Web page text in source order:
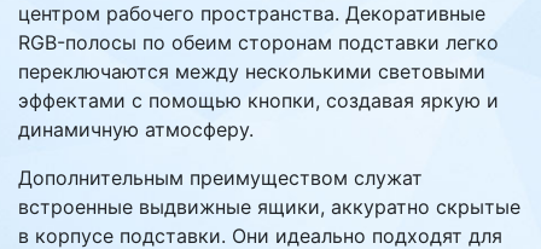
центром рабочего пространства. Декоративные
RGB-полосы по обеим сторонам подставки легко
переключаются между несколькими световыми
эффектами с помощью кнопки, создавая яркую и
динамичную атмосферу.
Дополнительным преимуществом служат
встроенные выдвижные ящики, аккуратно скрытые
в корпусе подставки. Они идеально подходят для